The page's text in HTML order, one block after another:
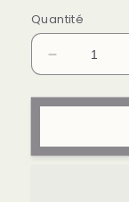
Quantité
Réduire
la
quantité